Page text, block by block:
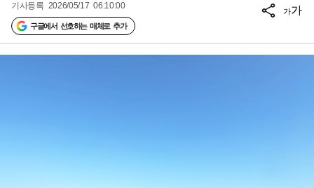
기사등록 2026/05/17 06:10:00
구글에서 선호하는 매체로 추가
가가